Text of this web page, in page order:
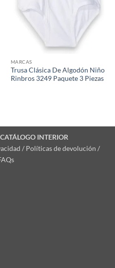
MARCAS
Trusa Clásica De Algodón Niño
Rinbros 3249 Paquete 3 Piezas
CATÁLOGO INTERIOR
/ Políticas de devolución /